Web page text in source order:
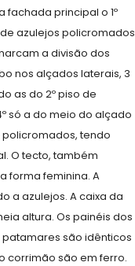
principal o 1º
azulejos policromados
a divisão dos
nos alçados laterais, 3
as do 2º piso de
só a do meio do alçado
tendo
O tecto, também
forma feminina. A
a azulejos. A caixa da
altura. Os painéis dos
são idênticos
corrimão são em ferro.